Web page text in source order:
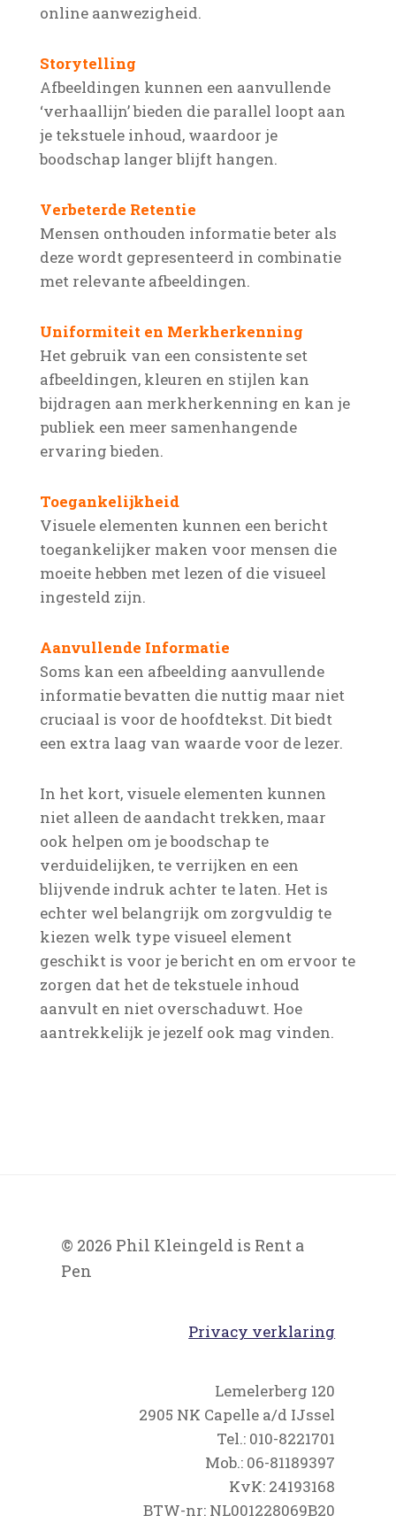
online aanwezigheid.
Storytelling
Afbeeldingen kunnen een aanvullende
‘verhaallijn’ bieden die parallel loopt aan
je tekstuele inhoud, waardoor je
boodschap langer blijft hangen.
Verbeterde Retentie
Mensen onthouden informatie beter als
deze wordt gepresenteerd in combinatie
met relevante afbeeldingen.
Uniformiteit en Merkherkenning
Het gebruik van een consistente set
afbeeldingen, kleuren en stijlen kan
bijdragen aan merkherkenning en kan je
publiek een meer samenhangende
ervaring bieden.
Toegankelijkheid
Visuele elementen kunnen een bericht
toegankelijker maken voor mensen die
moeite hebben met lezen of die visueel
ingesteld zijn.
Aanvullende Informatie
Soms kan een afbeelding aanvullende
informatie bevatten die nuttig maar niet
cruciaal is voor de hoofdtekst. Dit biedt
een extra laag van waarde voor de lezer.
In het kort, visuele elementen kunnen
niet alleen de aandacht trekken, maar
ook helpen om je boodschap te
verduidelijken, te verrijken en een
blijvende indruk achter te laten. Het is
echter wel belangrijk om zorgvuldig te
kiezen welk type visueel element
geschikt is voor je bericht en om ervoor te
zorgen dat het de tekstuele inhoud
aanvult en niet overschaduwt. Hoe
aantrekkelijk je jezelf ook mag vinden.
© 2026 Phil Kleingeld is Rent a
Pen
Privacy verklaring
Lemelerberg 120
2905 NK Capelle a/d IJssel
Tel.: 010-8221701
Mob.: 06-81189397
KvK: 24193168
BTW-nr: NL001228069B20